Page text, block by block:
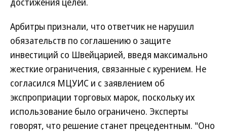
Арбитры признали, что ответчик не нарушил
обязательств по соглашению о защите
инвестиций со Швейцарией, введя максимально
жесткие ограничения, связанные с курением. Не
согласился МЦУИС и с заявлением об
экспроприации торговых марок, поскольку их
использование было ограничено. Эксперты
говорят, что решение станет прецедентным. "Оно